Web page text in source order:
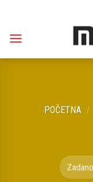
content
POČETNA /